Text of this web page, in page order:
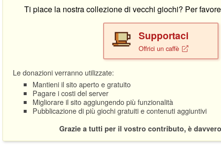
Ti piace la nostra collezione di vecchi giochi? Per
Supportaci
Offrici un caffè
Le donazioni verranno utilizzate:
Mantieni il sito aperto e gratuito
Pagare i costi del server
Migliorare il sito aggiungendo più funzionalità
Pubblicazione di più giochi gratuiti e contenuti aggiuntivi
Grazie a tutti per il vostro contributo, è